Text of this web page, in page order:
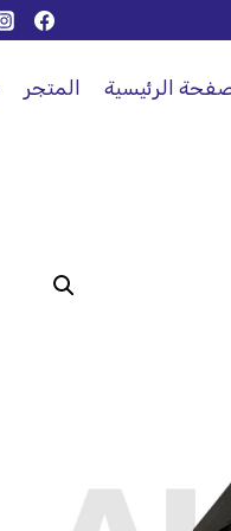
الرئيسية المتجر